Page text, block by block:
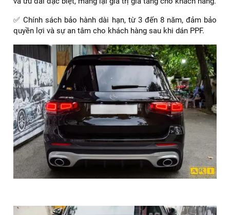
Bảng giá dán PPF xe Mercedes GLB 35
Dán PPF ô tô Mercedes GLB 35 ở đâu tốt?
Trong bối cảnh thị trường dán PPF cho ô tô Mercedes GLB
điều không hề đơn giản. Vậy dán PPF ô tô Mercedes GLB